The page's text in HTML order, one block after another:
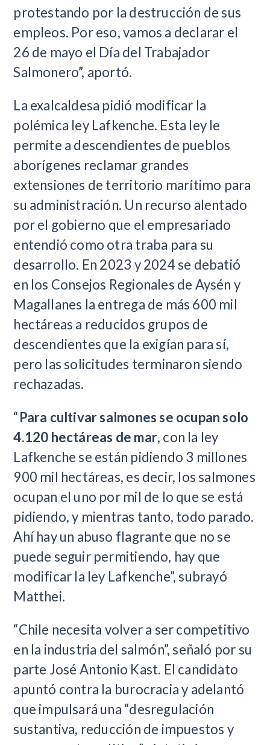
protestando por la destrucción de sus
empleos. Por eso, vamos a declarar el
26 de mayo el Día del Trabajador
Salmonero”, aportó.
La exalcaldesa pidió modificar la
polémica ley Lafkenche. Esta ley le
permite a descendientes de pueblos
aborígenes reclamar grandes
extensiones de territorio marítimo para
su administración. Un recurso alentado
por el gobierno que el empresariado
entendió como otra traba para su
desarrollo. En 2023 y 2024 se debatió
en los Consejos Regionales de Aysén y
Magallanes la entrega de más 600 mil
hectáreas a reducidos grupos de
descendientes que la exigían para sí,
pero las solicitudes terminaron siendo
rechazadas.
“Para cultivar salmones se ocupan solo
4.120 hectáreas de mar, con la ley
Lafkenche se están pidiendo 3 millones
900 mil hectáreas, es decir, los salmones
ocupan el uno por mil de lo que se está
pidiendo, y mientras tanto, todo parado.
Ahí hay un abuso flagrante que no se
puede seguir permitiendo, hay que
modificar la ley Lafkenche”, subrayó
Matthei.
“Chile necesita volver a ser competitivo
en la industria del salmón”, señaló por su
parte José Antonio Kast. El candidato
apuntó contra la burocracia y adelantó
que impulsará una “desregulación
sustantiva, reducción de impuestos y